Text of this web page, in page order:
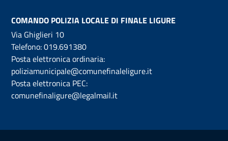
COMANDO POLIZIA LOCALE DI FINALE LIGURE
Via Ghiglieri 10
Telefono:019.691380
Posta elettronica ordinaria:
poliziamunicipale@comunefinaleligure.it
Posta elettronica PEC:
comunefinaligure@legalmail.it